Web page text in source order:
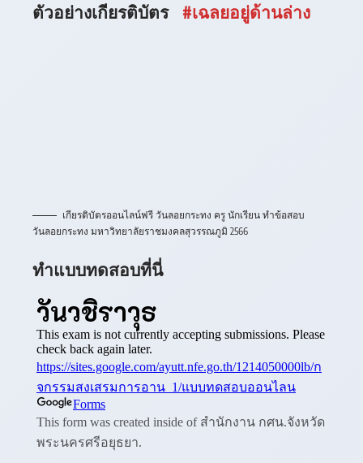
ตัวอย่างเกียรติบัตร #เฉลยอยู่ด้านล่าง
เกียรติบัตรออนไลน์ฟรี วันลอยกระทง ครู นักเรียน ทำข้อสอบ
วันลอยกระทง มหาวิทยาลัยราชมงคลสุวรรณภูมิ 2566
ทำแบบทดสอบที่นี่